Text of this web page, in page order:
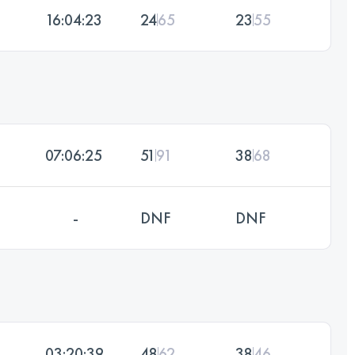
16:04:23 2465 2355
07:06:25 51 91 3868
- DNF DNF